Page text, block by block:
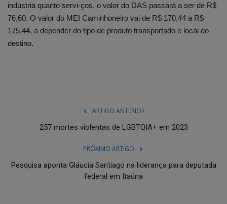
indústria quanto servi-ços, o valor do DAS passará a ser de R$
76,60. O valor do MEI Caminhoneiro vai de R$ 170,44 a R$
175,44, a depender do tipo de produto transportado e local do
destino.
ARTIGO ANTERIOR
257 mortes violentas de LGBTQIA+ em 2023
PRÓXIMO ARTIGO
Pesquisa aponta Gláucia Santiago na liderança para deputada
federal em Itaúna